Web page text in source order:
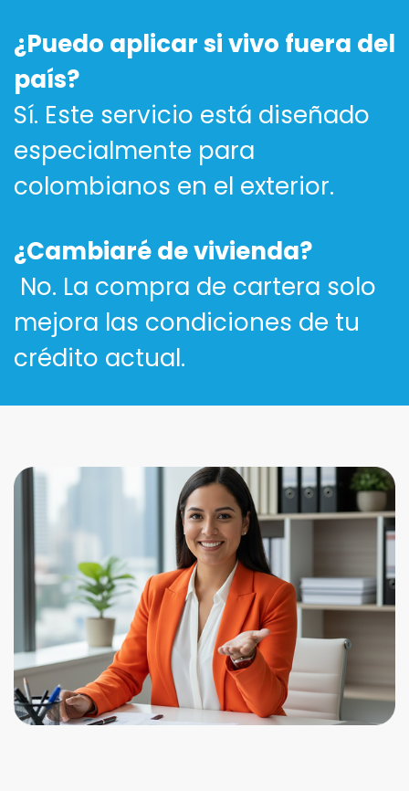
¿Puedo aplicar si vivo fuera del
país?
Sí. Este servicio está diseñado
especialmente para
colombianos en el exterior.
¿Cambiaré de vivienda?
No. La compra de cartera solo
mejora las condiciones de tu
crédito actual.